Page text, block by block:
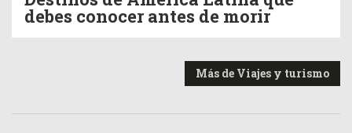
debes conocer antes de morir
Más de Viajes y turismo